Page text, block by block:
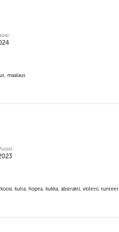
maalaus
kulta, hopea, kukka, abstrakti, violetti, tunteet